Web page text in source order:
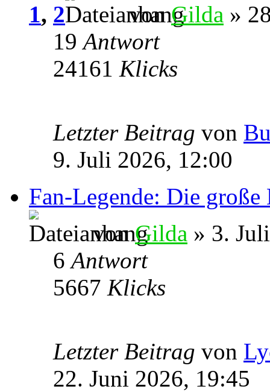
1, 2 vonGilda »
19Antwort
24161 Klicks
Letzter Beitrag von
9. Juli 2026, 12:00
Fan-Legende: Die große
vonGilda » 3.
6Antwort
5667 Klicks
Letzter Beitrag von
22. Juni 2026, 19:45